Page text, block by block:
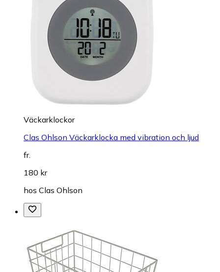
Väckarklockor
Clas Ohlson Väckarklocka med vibration och ljud
fr.
180 kr
hos Clas Ohlson